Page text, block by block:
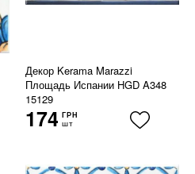
Декор Kerama Marazzi
Площадь Испании HGD A348
15129
174 ГРН
шт